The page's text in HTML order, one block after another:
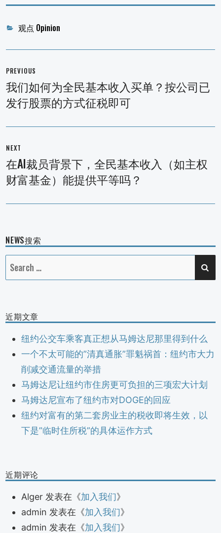
Categories
观点 Opinion
章
导
航
PREVIOUS
Previous
post:
我们如何为全民基本收入买单？按公司已
发行股票的方式征税即可
NEXT
Next
post:
在AI裁员背景下，全民基本收入（如主权
财富基金）能提供平等吗？
NEWS搜索
Search
for:
近期文章
纽约公交车乘客真正想从马姆达尼那里得到什么
一个不太可能的”清真通胀”罪魁祸首：纽约市大力
削减交通流量的举措
马姆达尼让纽约市住房更可负担的三项宏大计划
马姆达尼宣布了纽约市对DOGE的回应
纽约对富有的第二套房业主的税收即将生效，以
下是”临时住所税”的具体运作方式
近期评论
Alger 发表在《加入我们》
admin 发表在《加入我们》
admin 发表在《加入我们》